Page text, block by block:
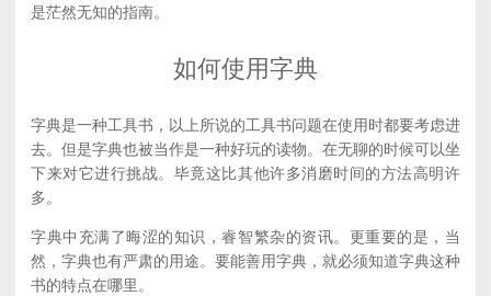
是茫然无知的指南。
如何使用字典
字典是一种工具书，以上所说的工具书问题在使用时都要考虑进
去。但是字典也被当作是一种好玩的读物。在无聊的时候可以坐
下来对它进行挑战。毕竟这比其他许多消磨时间的方法高明许
多。
字典中充满了晦涩的知识，睿智繁杂的资讯。更重要的是，当
然，字典也有严肃的用途。要能善用字典，就必须知道字典这种
书的特点在哪里。